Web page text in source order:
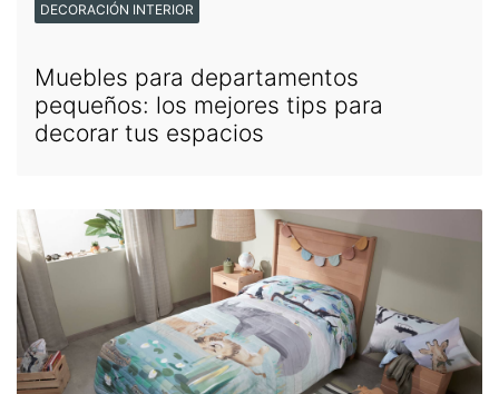
DECORACIÓN INTERIOR
Muebles para departamentos
pequeños: los mejores tips para
decorar tus espacios